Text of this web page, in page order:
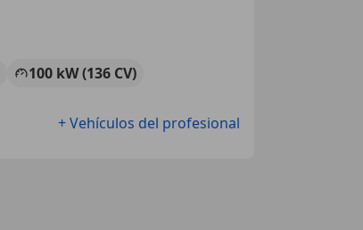
100 kW (136 CV)
+ Vehículos del profesional